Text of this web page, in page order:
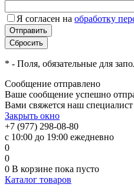
Я согласен на обработку
* - Поля, обязательные для
Сообщение отправлено
Ваше сообщение успешно
Вами свяжется наш специалист
Закрыть окно
+7 (977) 298-08-80
с 10:00 до 19:00 ежедневно
0
0
0 В корзине пока пусто
Каталог товаров